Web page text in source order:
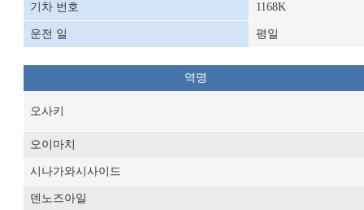
기차 번호 1168K
운전 일 평일
역명
오사키
오이마치
시나가와시사이드
덴노즈아일